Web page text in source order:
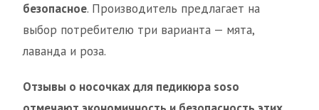
безопасное. Производитель предлагает на
выбор потребителю три варианта — мята,
лаванда и роза.
Отзывы о носочках для педикюра soso